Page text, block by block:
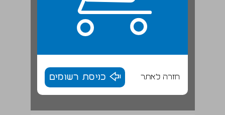
חזרה לאתר כניסת רשומים
פרק ב: "אנרכיזם" כללי ו"אנרכיזם" יהודי: שורשים וייעוד ... 20